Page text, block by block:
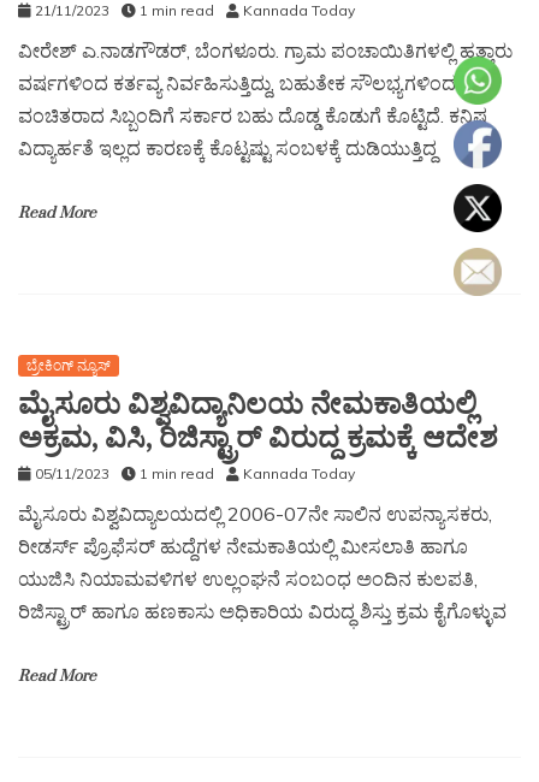
21/11/2023 1 min read Kannada Today
ವೀರೇಶ್ ಎ.ನಾಡಗೌಡರ್, ಬೆಂಗಳೂರು. ಗ್ರಾಮ ಪಂಚಾಯಿತಿಗಳಲ್ಲಿ ಹತ್ತಾರು
ವರ್ಷಗಳಿಂದ ಕರ್ತವ್ಯ ನಿರ್ವಹಿಸುತ್ತಿದ್ದು, ಬಹುತೇಕ ಸೌಲಭ್ಯಗಳಿಂದ
ವಂಚಿತರಾದ ಸಿಬ್ಬಂದಿಗೆ ಸರ್ಕಾರ ಬಹು ದೊಡ್ಡ ಕೊಡುಗೆ ಕೊಟ್ಟಿದೆ. ಕನಿಷ್ಠ
ವಿದ್ಯಾರ್ಹತೆ ಇಲ್ಲದ ಕಾರಣಕ್ಕೆ ಕೊಟ್ಟಷ್ಟು ಸಂಬಳಕ್ಕೆ ದುಡಿಯುತ್ತಿದ್ದ
Read More
ಬ್ರೇಕಿಂಗ್ ನ್ಯೂಸ್
ಮೈಸೂರು ವಿಶ್ವವಿದ್ಯಾನಿಲಯ ನೇಮಕಾತಿಯಲ್ಲಿ
ಅಕ್ರಮ, ವಿಸಿ, ರಿಜಿಸ್ಟ್ರಾರ್ ವಿರುದ್ದ ಕ್ರಮಕ್ಕೆ ಆದೇಶ
05/11/2023 1 min read Kannada Today
ಮೈಸೂರು ವಿಶ್ವವಿದ್ಯಾಲಯದಲ್ಲಿ 2006-07ನೇ ಸಾಲಿನ ಉಪನ್ಯಾಸಕರು,
ರೀಡರ್ಸ್ ಪ್ರೊಫೆಸರ್ ಹುದ್ದೆಗಳ ನೇಮಕಾತಿಯಲ್ಲಿ ಮೀಸಲಾತಿ ಹಾಗೂ
ಯುಜಿಸಿ ನಿಯಾಮವಳಿಗಳ ಉಲ್ಲಂಘನೆ ಸಂಬಂಧ ಅಂದಿನ ಕುಲಪತಿ,
ರಿಜಿಸ್ಟ್ರಾರ್ ಹಾಗೂ ಹಣಕಾಸು ಅಧಿಕಾರಿಯ ವಿರುದ್ಧ ಶಿಸ್ತು ಕ್ರಮ ಕೈಗೊಳ್ಳುವ
Read More